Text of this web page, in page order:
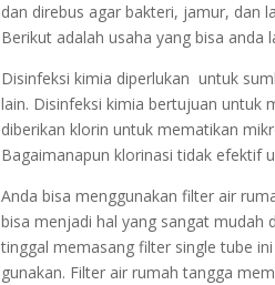
dan direbus agar bakteri, jamur, dan
Berikut adalah usaha yang bisa
Disinfeksi kimia diperlukan untuk
lain. Disinfeksi kimia bertujuan untuk
diberikan klorin untuk mematikan
Bagaimanapun klorinasi tidak efektif
Anda bisa menggunakan filter air
bisa menjadi hal yang sangat mudah
tinggal memasang filter single tube
gunakan. Filter air rumah tangga